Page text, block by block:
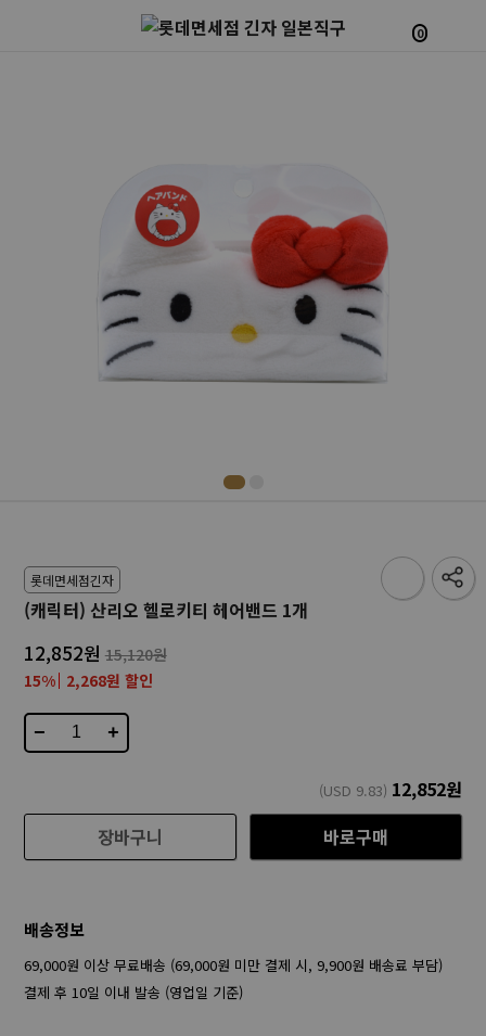
0
롯데면세점긴자
(캐릭터) 산리오 헬로키티 헤어밴드 1개
12,852원 15,120원
15% 2,268원 할인
− +
(USD 9.83) 12,852원
장바구니
바로구매
배송정보
69,000원 이상 무료배송 (69,000원 미만 결제 시, 9,900원 배송료 부담)
결제 후 10일 이내 발송 (영업일 기준)